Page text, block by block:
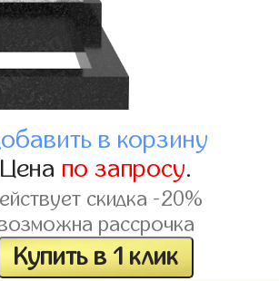
в корзину
Цена по запросу.
скидка -20%
рассрочка
Купить в 1 клик